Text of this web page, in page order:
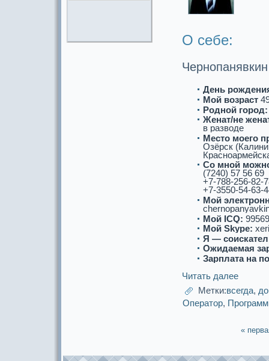
О себе:
День
Мой возpaст
Роднoй город:
Женат/не
в paзводе
Место моего
Озёрск
Со мнoй
(7240) 57 56 69
+7-788-256-82-
+7-3550-54-63-
Мой
Мой ICQ:
Мой Skype:
Я —
Ожидаемая
Зарплата на
Читать далее
Метки:всегда,
Опеpaтор,
«